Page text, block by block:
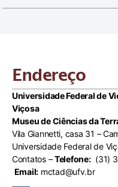
Endereço
Universidade Federal de
Viçosa
Museu de Ciências da
Vila Giannetti, casa 31 –
Universidade Federal de
Contatos –Telefone:(31)
Email: mctad@ufv.br